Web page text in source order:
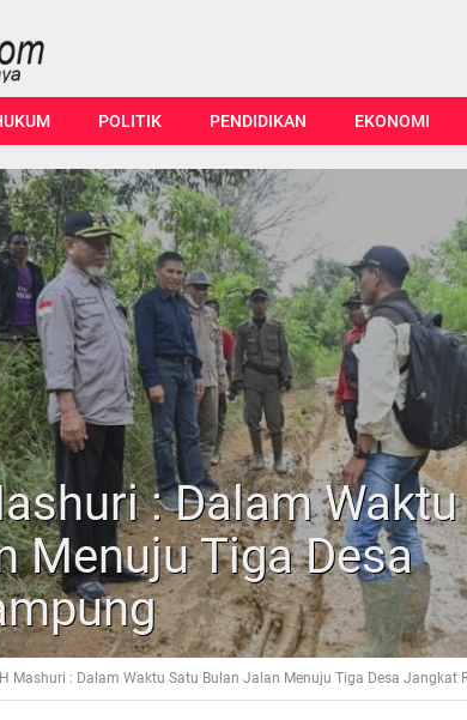
POLITIK PENDIDIKAN EKONOMI
: Dalam
Menuju Tiga Desa
Mashuri : Dalam Waktu Satu Bulan Jalan Menuju Tiga Desa Jangkat